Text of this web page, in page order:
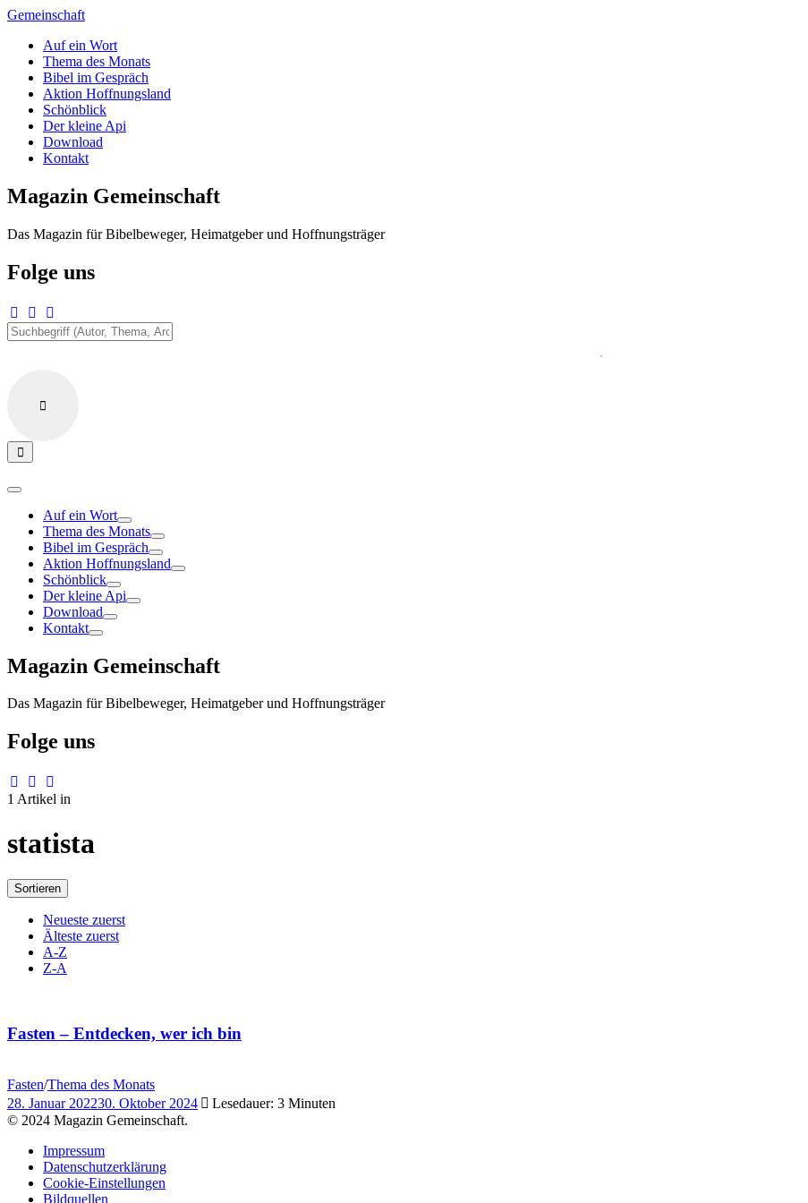
Zum
springen
Gemeinschaft
Auf ein Wort
Thema des Monats
Bibel im Gespräch
Aktion Hoffnungsland
Schönblick
Der kleine Api
Download
Kontakt
Magazin Gemeinschaft
Das Magazin für Bibelbeweger, Heimatgeber und Hoffnungsträger
Folge uns
Auf ein Wort
Thema des Monats
Bibel im Gespräch
Aktion Hoffnungsland
Schönblick
Der kleine Api
Download
Kontakt
Magazin Gemeinschaft
Das Magazin für Bibelbeweger, Heimatgeber und Hoffnungsträger
Folge uns
1 Artikel in
statista
Sortieren
Neueste zuerst
Älteste zuerst
A-Z
Z-A
Fasten – Entdecken, wer ich bin
Fasten/Thema des Monats
28. Januar 202230. Oktober 2024
Lesedauer: 3 Minuten
© 2024 Magazin Gemeinschaft.
Impressum
Datenschutzerklärung
Cookie-Einstellungen
Bildquellen